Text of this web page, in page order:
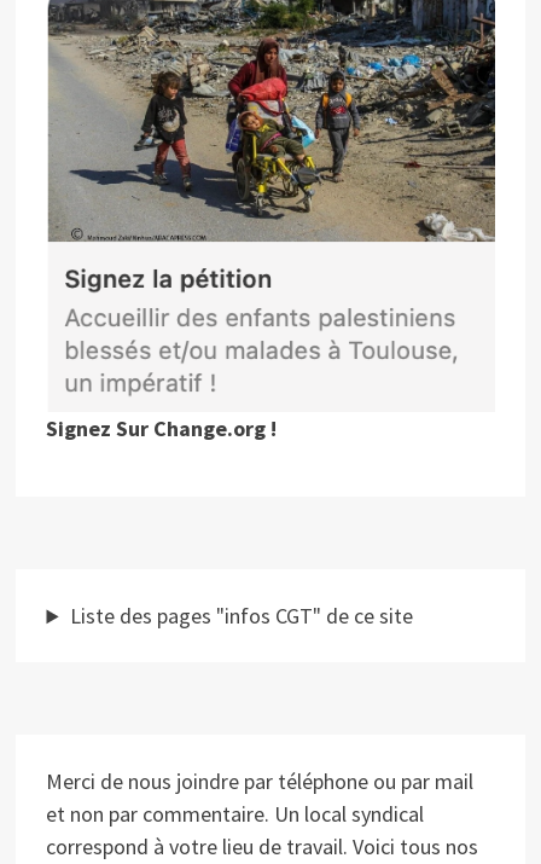
Signez Sur Change.org !
Liste des pages "infos CGT" de ce site
Merci de nous joindre par téléphone ou par mail
et non par commentaire. Un local syndical
correspond à votre lieu de travail. Voici tous nos